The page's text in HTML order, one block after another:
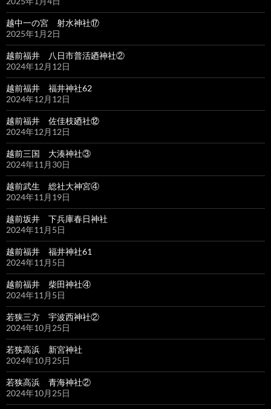
越中一の宮 射水神社⑰
2025年1月2日
越前福井 八日市普活廼神社②
2024年12月12日
越前福井 福井神社62
2024年12月12日
越前福井 佐佳枝廼社⑫
2024年12月12日
越前三国 大湊神社③
2024年11月30日
越前武生 総社大神宮④
2024年11月19日
越前坂井 下兵庫春日神社
2024年11月5日
越前福井 福井神社61
2024年11月5日
越前福井 柴田神社④
2024年11月5日
若狭三方 宇波西神社②
2024年10月25日
若狭高浜 新宮神社
2024年10月25日
若狭高浜 青海神社②
2024年10月25日